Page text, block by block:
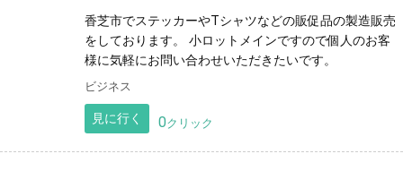
香芝市でステッカーやTシャツなどの販促品の製造販売
をしております。 小ロットメインですので個人のお客
様に気軽にお問い合わせいただきたいです。
ビジネス
見に行く 0クリック